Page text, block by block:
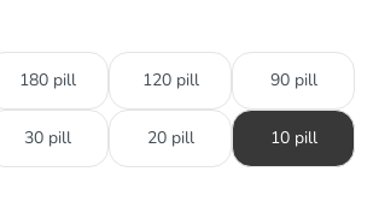
180 pill 120 pill 90 pill
30 pill 20 pill 10 pill